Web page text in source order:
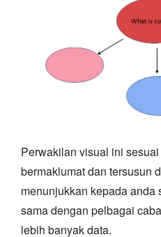
Perwakilan visual ini
bermaklumat dan tersusun
menunjukkan kepada anda
sama dengan pelbagai
lebih banyak data.